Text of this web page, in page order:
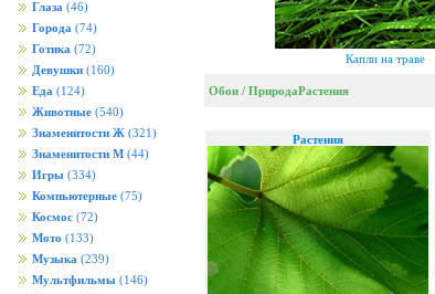
Глаза (46)
Города (74)
Готика (72)
Девушки (160)
Еда (124)
Животные (540)
Знаменитости Ж (321)
Знаменитости М (44)
Игры (334)
Компьютерные (75)
Космос (72)
Мото (133)
Музыка (239)
Мультфильмы (146)
Капли на траве
Обои / ПриродаРастения
Растения